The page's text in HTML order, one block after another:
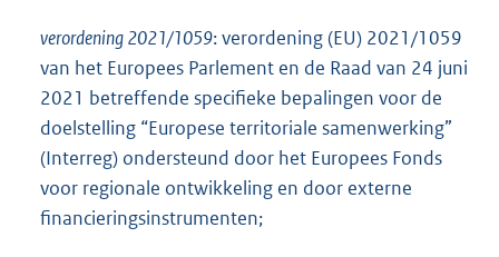
verordening 2021/1059: verordening (EU) 2021/1059
van het Europees Parlement en de Raad van 24 juni
2021 betreffende specifieke bepalingen voor de
doelstelling “Europese territoriale samenwerking”
(Interreg) ondersteund door het Europees Fonds
voor regionale ontwikkeling en door externe
financieringsinstrumenten;